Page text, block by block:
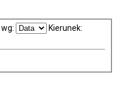
Kierunek: